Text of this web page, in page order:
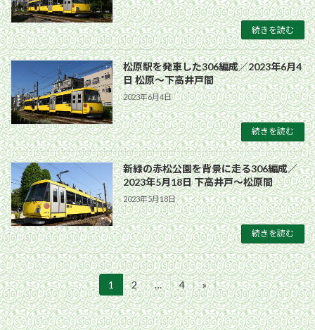
続きを読む
松原駅を発車した306編成／2023年6月4
日 松原〜下高井戸間
2023年6月4日
続きを読む
新緑の赤松公園を背景に走る306編成／
2023年5月18日 下高井戸〜松原間
2023年5月18日
続きを読む
投
稿
固
定
ペ
ー
1
固
定
ペ
ー
2 …
固
定
ペ
ー
4 »